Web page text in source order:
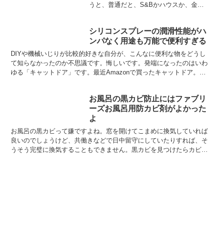
うと、普通だと、S&Bかハウスか、金印
いいと「マルイ」というのが付いてま
す。このマルイは信州長野...
シリコンスプレーの潤滑性能がハ
ンパなく用途も万能で便利すぎる
DIYや機械いじりが比較的好きな自分が、こんなに便利な物をどうし
て知らなかったのか不思議です。悔しいです。発端になったのはいわ
ゆる「キャットドア」です。最近Amazonで買ったキャットドア。作
お風呂の黒カビ防止にはファブリ
ーズお風呂用防カビ剤がよかった
よ
お風呂の黒カビって嫌ですよね。窓を開けてこまめに換気していれば
良いのでしょうけど、共働きなどで日中留守にしていたりすれば、そ
うそう完璧に換気することもできません。黒カビを見つけたらカビキ